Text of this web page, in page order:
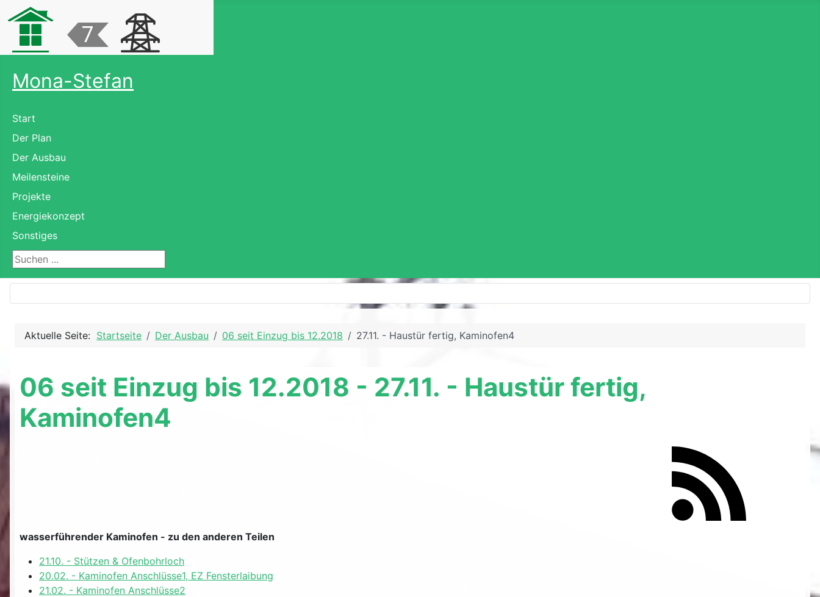
Mona-Stefan
Start
Der Plan
Der Ausbau
Meilensteine
Projekte
Energiekonzept
Sonstiges
Suchen ...
Aktuelle Seite: Startseite Der Ausbau 06 seit Einzug bis 12.2018 27.11. - Haustür fertig, Kaminofen4
06 seit Einzug bis 12.2018 - 27.11. - Haustür fertig,
Kaminofen4
wasserführender Kaminofen - zu den anderen Teilen
21.10. - Stützen & Ofenbohrloch
20.02. - Kaminofen Anschlüsse1, EZ Fensterlaibung
21.02. - Kaminofen Anschlüsse2